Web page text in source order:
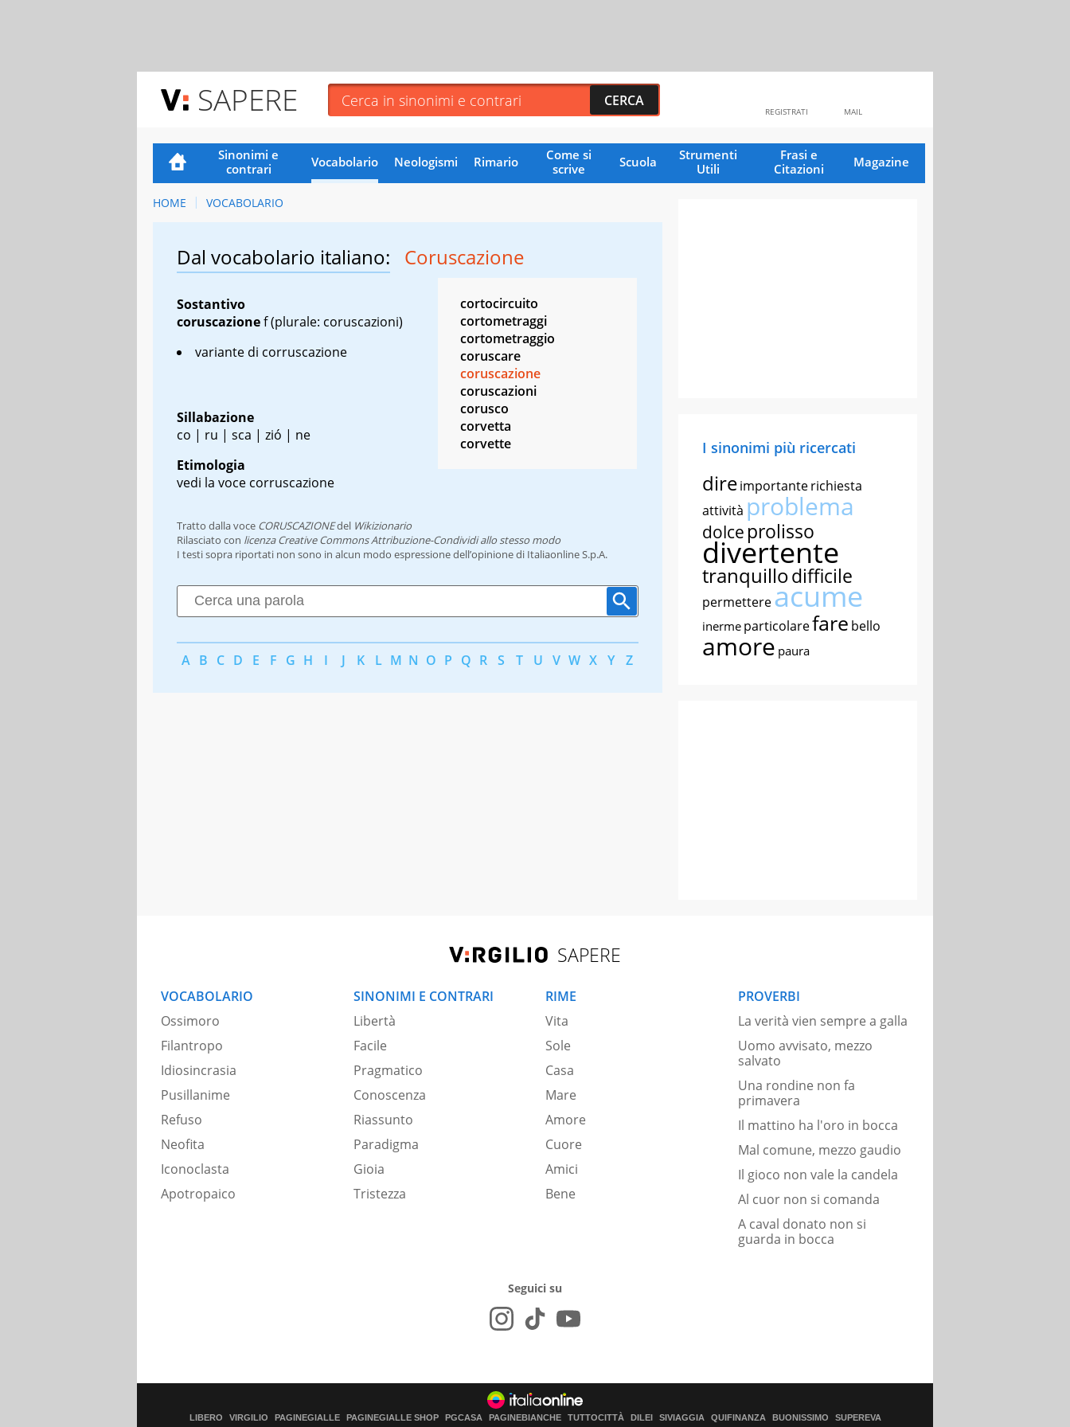
SAPERE MAIL
REGISTRATI
Sinonimi e
contrari
Vocabolario Neologismi Rimario
Come si
scrive
Scuola
Strumenti
Utili
Frasi e
Citazioni
Magazine
HOME VOCABOLARIO
Dal vocabolario italiano: Coruscazione
Sostantivo
coruscazionef(plurale: coruscazioni)
variante di corruscazione
Sillabazione
co | ru | sca | zió | ne
Etimologia
vedi la voce corruscazione
cortocircuito
cortometraggi
cortometraggio
coruscare
coruscazione
coruscazioni
corusco
corvetta
corvette
Tratto dalla voce CORUSCAZIONEdel Wikizionario
Rilasciato con licenza Creative Commons Attribuzione-Condividi allo stesso modo
I testi sopra riportati non sono in alcun modo espressione dell’opinione di Italiaonline S.p.A.
A B C D E F G H I J K L M N O P Q R S T U V W X Y Z
I sinonimi più ricercati
direimportanterichiesta
attività problema
dolce prolisso
divertente
tranquillodifficile
permettereacume
inerme particolarefare bello
amore paura
SAPERE
VOCABOLARIO
Ossimoro
Filantropo
Idiosincrasia
Pusillanime
Refuso
Neofita
Iconoclasta
Apotropaico
SINONIMI E CONTRARI
Libertà
Facile
Pragmatico
Conoscenza
Riassunto
Paradigma
Gioia
Tristezza
RIME
Vita
Sole
Casa
Mare
Amore
Cuore
Amici
Bene
PROVERBI
La verità vien sempre a galla
Uomo avvisato, mezzo
salvato
Una rondine non fa
primavera
Il mattino ha l'oro in bocca
Mal comune, mezzo gaudio
Il gioco non vale la candela
Al cuor non si comanda
A caval donato non si
guarda in bocca
Seguici su
LIBERO VIRGILIO PAGINEGIALLE PAGINEGIALLE SHOP PGCASA PAGINEBIANCHE TUTTOCITTÀ DILEI SIVIAGGIA QUIFINANZA BUONISSIMO SUPEREVA